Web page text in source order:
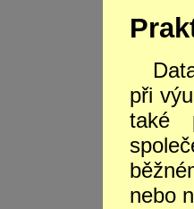
při
také
nebo